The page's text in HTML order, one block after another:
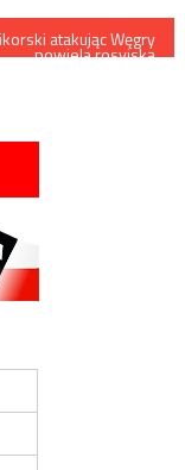
atakując Węgry
powiela rosyjską